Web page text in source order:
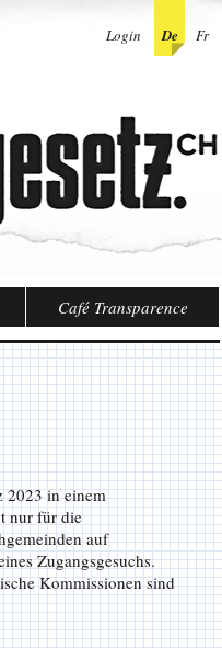
Login De Fr
Café Transparence
2023 in einem
nur für die
auf
Zugangsgesuchs.
Kommissionen sind